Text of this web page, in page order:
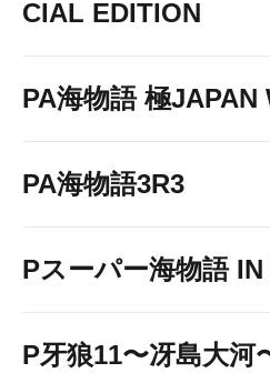
CIAL EDITION
PA海物語 極JAPAN
PA海物語3R3
Pスーパー海物語
P牙狼11〜冴島大河